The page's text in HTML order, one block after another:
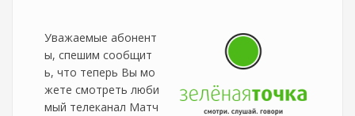
Уважаемые абонент
ы, спешим сообщит
ь, что теперь Вы мо
жете смотреть люби
мый телеканал Матч